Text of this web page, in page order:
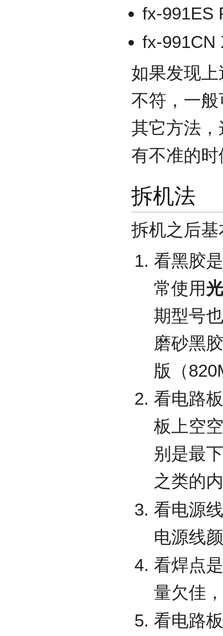
fx-991ES
fx-991CN
如果发现
不符，一
其它方法
有不准的
拆机法
拆机之后
看黑胶
常使用
期型号
磨砂黑
版（
看电路
板上空
别是最
之类的
看电源
电源线
看焊点
量欠佳
看电路